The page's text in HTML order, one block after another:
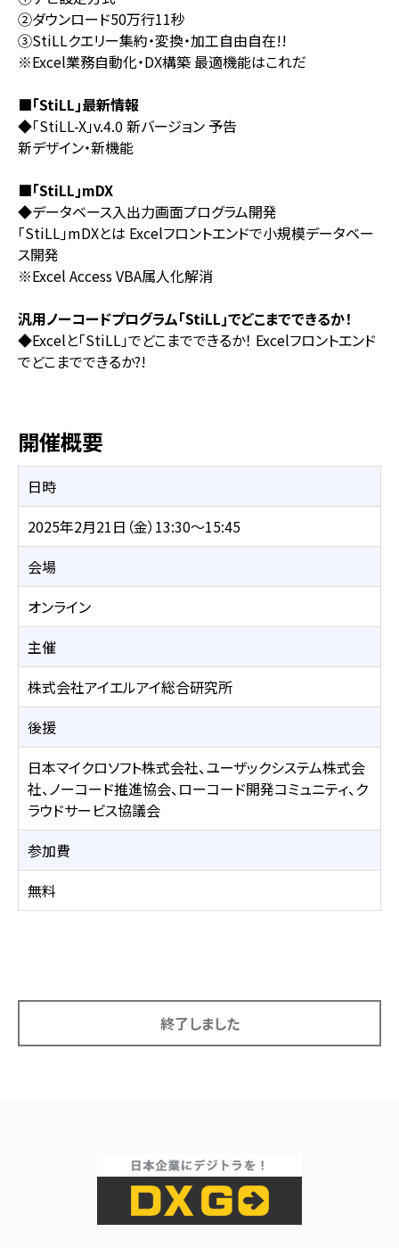
②ダウンロード50万行11秒
③StiLLクエリー集約・変換・加工自由自在!!
※Excel業務自動化・DX構築 最適機能はこれだ
■｢StiLL｣最新情報
◆｢StiLL-X」v.4.0 新バージョン 予告
新デザイン・新機能
■｢StiLL｣mDX
◆データベース入出力画面プログラム開発
｢StiLL｣mDXとは Excelフロントエンドで小規模データベー
ス開発
※Excel Access VBA属人化解消
汎用ノーコードプログラム｢StiLL｣でどこまでできるか！
◆Excelと「StiLL」でどこまでできるか！ Excelフロントエンド
でどこまでできるか?!
開催概要
日時
2025年2月21日（金）13:30～15:45
会場
オンライン
主催
株式会社アイエルアイ総合研究所
後援
日本マイクロソフト株式会社、ユーザックシステム株式会
社、ノーコード推進協会、ローコード開発コミュニティ、ク
ラウドサービス協議会
参加費
無料
終了しました